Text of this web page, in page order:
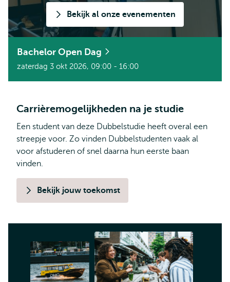
Bekijk al onze evenementen
Bachelor Open Dag
zaterdag 3 okt 2026, 09:00 - 16:00
Carrièremogelijkheden na je studie
Een student van deze Dubbelstudie heeft overal een
streepje voor. Zo vinden Dubbelstudenten vaak al
voor afstuderen of snel daarna hun eerste baan
vinden.
Bekijk jouw toekomst